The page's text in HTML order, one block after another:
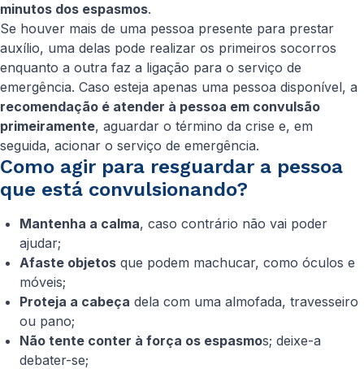
minutos dos espasmos.
Se houver mais de uma pessoa presente para prestar
auxílio, uma delas pode realizar os primeiros socorros
enquanto a outra faz a ligação para o serviço de
emergência. Caso esteja apenas uma pessoa disponível, a
recomendação é atender à pessoa em convulsão
primeiramente, aguardar o término da crise e, em
seguida, acionar o serviço de emergência.
Como agir para resguardar a pessoa
que está convulsionando?
Mantenha a calma, caso contrário não vai poder
ajudar;
Afaste objetos que podem machucar, como óculos e
móveis;
Proteja a cabeça dela com uma almofada, travesseiro
ou pano;
Não tente conter à força os espasmos; deixe-a
debater-se;